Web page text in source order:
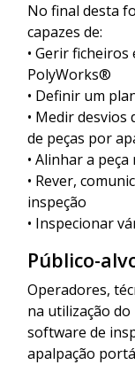
No final desta
capazes de:
• Gerir
PolyWorks®
• Definir um
• Medir
de peças por
• Alinhar a
• Rever,
inspeção
• Inspecionar
Público-
Operadores,
na utilização
software de
apalpação